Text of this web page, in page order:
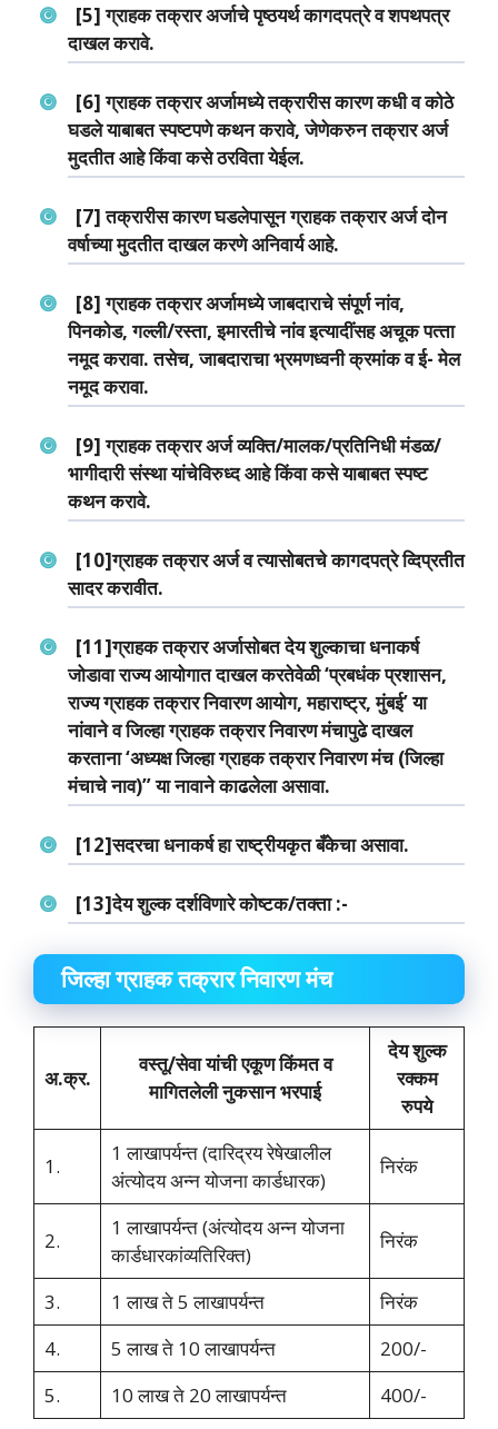
[5] ग्राहक तक्रार अर्जाचे पृष्‍ठयर्थ कागदपत्रे व शपथपत्र
दाखल करावे.
[6] ग्राहक तक्रार अर्जामध्‍ये तक्रारीस कारण कधी व कोठे
घडले याबाबत स्‍पष्‍टपणे कथन करावे, जेणेकरुन तक्रार अर्ज
मुदतीत आहे किंवा कसे ठरविता येईल.
[7] तक्रारीस कारण घडलेपासून ग्राहक तक्रार अर्ज दोन
वर्षाच्‍या मुदतीत दाखल करणे अनिवार्य आहे.
[8] ग्राहक तक्रार अर्जामध्‍ये जाबदाराचे संपूर्ण नांव,
पिनकोड, गल्‍ली/रस्‍ता, इमारतीचे नांव इत्‍यादींसह अचूक पत्‍ता
नमूद करावा. तसेच, जाबदाराचा भ्रमणध्‍वनी क्रमांक व ई- मेल
नमूद करावा.
[9] ग्राहक तक्रार अर्ज व्‍यक्ति/मालक/प्रतिनिधी मंडळ/
भागीदारी संस्‍था यांचेविरुध्‍द आहे किंवा कसे याबाबत स्‍पष्‍ट
कथन करावे.
[10]ग्राहक तक्रार अर्ज व त्‍यासोबतचे कागदपत्रे व्दिप्रतीत
सादर करावीत.
[11]ग्राहक तक्रार अर्जासोबत देय शुल्‍काचा धनाकर्ष
जोडावा राज्‍य आयोगात दाखल करतेवेळी ‘प्रबधंक प्रशासन,
राज्‍य ग्राहक तक्रार निवारण आयोग, महाराष्‍ट्र, मुंबई’ या
नांवाने व जिल्‍हा ग्राहक तक्रार निवारण मंचापुढे दाखल
करताना ‘अध्‍यक्ष जिल्‍हा ग्राहक तक्रार निवारण मंच (जिल्‍हा
मंचाचे नाव)” या नावाने काढलेला असावा.
[12]सदरचा धनाकर्ष हा राष्‍ट्रीयकृत बँकेचा असावा.
[13]देय शुल्‍क दर्शविणारे कोष्‍टक/तक्‍ता :-
जिल्‍हा ग्राहक तक्रार निवारण मंच
अ.क्र.
वस्‍तू/सेवा यांची एकूण किंमत व
मागितलेली नुकसान भरपाई
देय शुल्‍क
रक्‍कम
रुपये
1.
1 लाखापर्यन्‍त (दारिद्रय रेषेखालील
अंत्‍योदय अन्‍न योजना कार्डधारक)
निरंक
2.
1 लाखापर्यन्‍त (अंत्‍योदय अन्‍न योजना
कार्डधारकांव्‍यतिरिक्‍त)
निरंक
3. 1 लाख ते 5 लाखापर्यन्‍त
निरंक
4.
5 लाख ते 10 लाखापर्यन्‍त
200/-
5.
10 लाख ते 20 लाखापर्यन्‍त 400/-